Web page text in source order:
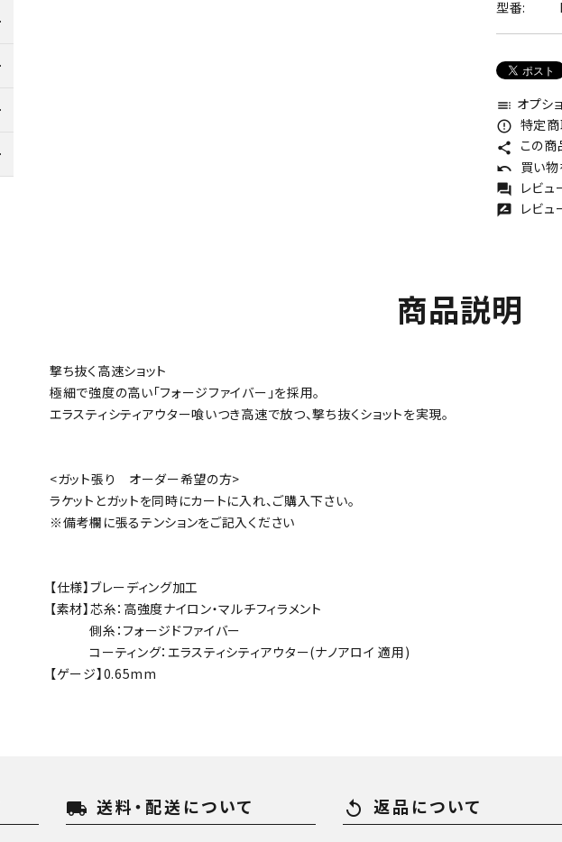
型番:
toc オプシ
error_outline 特定
share この商
undo 買い
forum レビ
rate_review レビ
商品説明
撃ち抜く高速ショット
極細で強度の高い「フォージファイバー」を採用。
エラスティシティアウター喰いつき高速で放つ、撃ち抜くショットを実現。
<ガット張り オーダー希望の方>
ラケットとガットを同時にカートに入れ、ご購入下さい。
※備考欄に張るテンションをご記入ください
【仕様】ブレーディング加工
【素材】芯糸：高強度ナイロン・マルチフィラメント
側糸：フォージドファイバー
コーティング：エラスティシティアウター(ナノアロイ 適用)
【ゲージ】0.65mm
local_shipping 送料・配送について replay 返品について